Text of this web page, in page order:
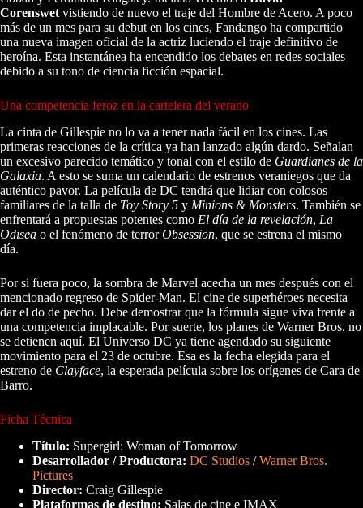
Corenswet vistiendo de nuevo el traje del Hombre de Acero. A poco
más de un mes para su debut en los cines, Fandango ha compartido
una nueva imagen oficial de la actriz luciendo el traje definitivo de
heroína. Esta instantánea ha encendido los debates en redes sociales
debido a su tono de ciencia ficción espacial.
Una competencia feroz en la cartelera del verano
La cinta de Gillespie no lo va a tener nada fácil en los cines. Las
primeras reacciones de la crítica ya han lanzado algún dardo. Señalan
un excesivo parecido temático y tonal con el estilo de Guardianes de la
Galaxia. A esto se suma un calendario de estrenos veraniegos que da
auténtico pavor. La película de DC tendrá que lidiar con colosos
familiares de la talla de Toy Story 5 y Minions & Monsters. También se
enfrentará a propuestas potentes como El día de la revelación, La
Odisea o el fenómeno de terrorObsession, que se estrena el mismo
día.
Por si fuera poco, la sombra de Marvel acecha un mes después con el
mencionado regreso de Spider-Man. El cine de superhéroes necesita
dar el do de pecho. Debe demostrar que la fórmula sigue viva frente a
una competencia implacable. Por suerte, los planes de Warner Bros. no
se detienen aquí. El Universo DC ya tiene agendado su siguiente
movimiento para el 23 de octubre. Esa es la fecha elegida para el
estreno de Clayface, la esperada película sobre los orígenes de Cara de
Barro.
Ficha Técnica
Título: Supergirl: Woman of Tomorrow
Desarrollador / Productora: DC Studios /Warner Bros.
Pictures
Director: Craig Gillespie
Plataformas de destino: Salas de cine e IMAX